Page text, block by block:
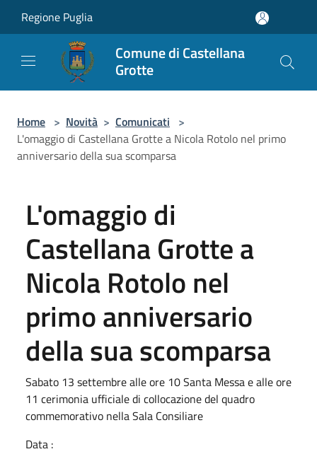
Regione Puglia
Comune di Castellana
Grotte
Home > Novità > Comunicati >
L'omaggio di Castellana Grotte a Nicola Rotolo nel primo
anniversario della sua scomparsa
L'omaggio di
Castellana Grotte a
Nicola Rotolo nel
primo anniversario
della sua scomparsa
Sabato 13 settembre alle ore 10 Santa Messa e alle ore
11 cerimonia ufficiale di collocazione del quadro
commemorativo nella Sala Consiliare
Data :